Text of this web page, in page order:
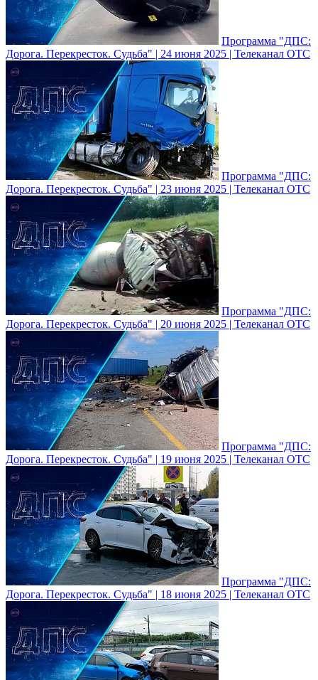
Программа "ДПС:
Дорога. Перекресток. Судьба" | 24 июня 2025 | Телеканал ОТС
Программа "ДПС:
Дорога. Перекресток. Судьба" | 23 июня 2025 | Телеканал ОТС
Программа "ДПС:
Дорога. Перекресток. Судьба" | 20 июня 2025 | Телеканал ОТС
Программа "ДПС:
Дорога. Перекресток. Судьба" | 19 июня 2025 | Телеканал ОТС
Программа "ДПС:
Дорога. Перекресток. Судьба" | 18 июня 2025 | Телеканал ОТС